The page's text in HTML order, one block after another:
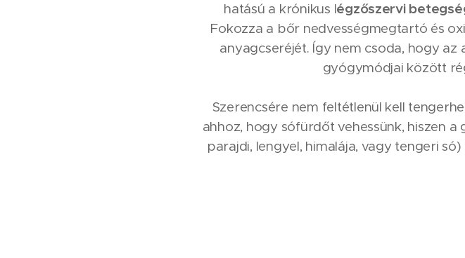
hatású a krónikus légzőszervi
Fokozza a bőr nedvességmegtartó és
anyagcseréjét. Így nem csoda, hogy
gyógymódjai között
Szerencsére nem feltétlenül kell
ahhoz, hogy sófürdőt vehessünk, hiszen
parajdi, lengyel, himalája, vagy tengeri